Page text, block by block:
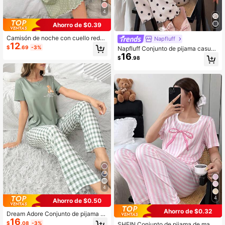
4
Ahorro de $0.39
Camisón de noche con cuello redon
do, vestido largo con estampado de
lunares y volantes
$12.69 -3%
4
Ahorro de $0.50
Dream Adore Conjunto de pijama c
on parte superior de manga corta c
$16.08 -3%
Napfluff
Napfluff Conjunto de pijama casual
de mujer con estampado de lunare
s, cuello redondo y manga corta
$16.98
4
Ahorro de $0.32